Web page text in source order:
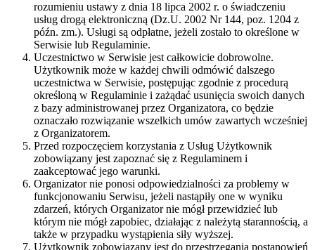
rozumieniu ustawy z dnia 18 lipca 2002 r. o świadczeniu
usług drogą elektroniczną (Dz.U. 2002 Nr 144, poz. 1204 z
późn. zm.). Usługi są odpłatne, jeżeli zostało to określone w
Serwisie lub Regulaminie.
Uczestnictwo w Serwisie jest całkowicie dobrowolne.
Użytkownik może w każdej chwili odmówić dalszego
uczestnictwa w Serwisie, postępując zgodnie z procedurą
określoną w Regulaminie i zażądać usunięcia swoich danych
z bazy administrowanej przez Organizatora, co będzie
oznaczało rozwiązanie wszelkich umów zawartych wcześniej
z Organizatorem.
Przed rozpoczęciem korzystania z Usług Użytkownik
zobowiązany jest zapoznać się z Regulaminem i
zaakceptować jego warunki.
Organizator nie ponosi odpowiedzialności za problemy w
funkcjonowaniu Serwisu, jeżeli nastąpiły one w wyniku
zdarzeń, których Organizator nie mógł przewidzieć lub
którym nie mógł zapobiec, działając z należytą starannością, a
także w przypadku wystąpienia siły wyższej.
Użytkownik zobowiązany jest do przestrzegania postanowień